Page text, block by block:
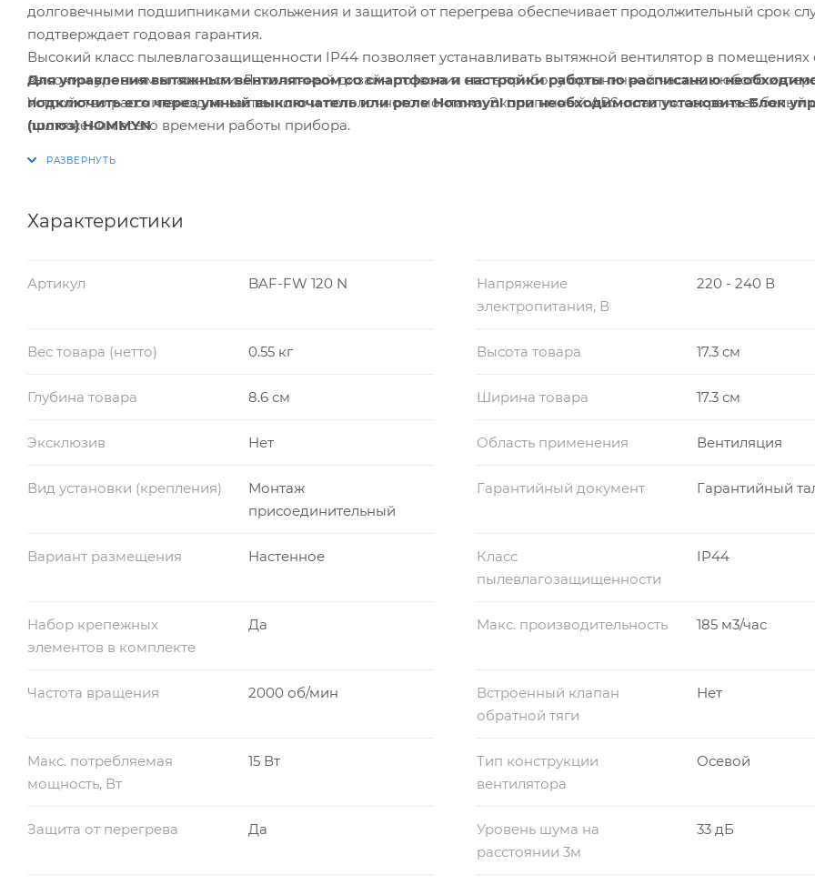
долговечными подшипниками скольжения и защитой от перегрева обеспечивает продолжительный срок
подтверждает годовая гарантия.
Высокий класс пылевлагозащищенности IP44 позволяет устанавливать вытяжной вентилятор в помещениях
высоким уровнем влажности. Лаконичный дизайн позволит стать прибору органичной частью любого
Устройство рассчитано для настенного и потолочного монтажа. Экологичный ABS-пластик сохраняет белый
протяжении всего времени работы прибора.
Для управления вытяжным вентилятором со смартфона и настройки работы по расписанию
подключить его через умный выключатель или реле Hommyn! при необходимости установить Блок
(шлюз) HOMMYN
Характеристики
Артикул BAF-FW 120 N
Напряжение
электропитания, В
220 - 240 В
Вес товара (нетто) 0.55 кг Высота товара 17.3 см
Глубина товара 8.6 см Ширина товара 17.3 см
Эксклюзив Нет Область применения Вентиляция
Вид установки (крепления)
Монтаж
присоединительный
Гарантийный документ Гарантийный
Вариант размещения Настенное
Класс
пылевлагозащищенности
IP44
Набор крепежных
элементов в комплекте
Да Макс. производительность 185 м3/час
Частота вращения 2000 об/мин
Встроенный клапан
обратной тяги
Нет
Макс. потребляемая
мощность, Вт
15 Вт
Тип конструкции
вентилятора
Осевой
Защита от перегрева Да
Уровень шума на
расстоянии 3м
33 дБ